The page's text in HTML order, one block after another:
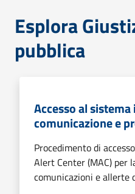
Esplora
pubblica
Accesso al
comunicazione e
Procedimento di
Alert Center (MAC) per
comunicazioni e allerte